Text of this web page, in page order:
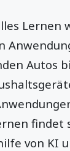
Lernen
Autos
findet
von KI